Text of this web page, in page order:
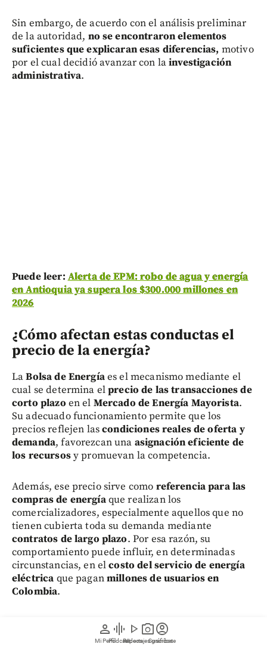
person
Mi Perfil
graphic_eq
Pódcast
play_arrow
Videos
photo_camera
Reportajes gráficos
account_circle
Suscríbete
Sin embargo, de acuerdo con el análisis preliminar
de la autoridad, no se encontraron elementos
suficientes que explicaran esas diferencias, motivo
por el cual decidió avanzar con lainvestigación
administrativa.
Puede leer: Alerta de EPM: robo de agua y energía
en Antioquia ya supera los $300.000 millones en
2026
¿Cómo afectan estas conductas el
precio de la energía?
LaBolsa de Energíaes el mecanismo mediante el
cual se determina elprecio de las transacciones de
corto plazo en el Mercado de Energía Mayorista.
Su adecuado funcionamiento permite que los
precios reflejen lascondiciones reales de oferta y
demanda, favorezcan una asignación eficiente de
los recursosy promuevan la competencia.
Además, ese precio sirve como referencia para las
compras de energíaque realizan los
comercializadores, especialmente aquellos que no
tienen cubierta toda su demanda mediante
contratos de largo plazo. Por esa razón, su
comportamiento puede influir, en determinadas
circunstancias, en elcosto del servicio de energía
eléctrica que paganmillones de usuarios en
Colombia.
Según la evaluación preliminar de la SIC, las
conductas investigadas habrían tenido la capacidad